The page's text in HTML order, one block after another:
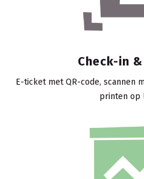
Check-in
E-ticket met QR-code, scannen
printen op